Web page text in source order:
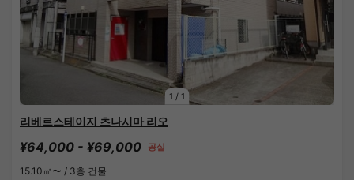
1 / 1
리베르스테이지 츠나시마 리오
¥64,000 - ¥69,000 공실
15.10㎡〜 / 3층 건물